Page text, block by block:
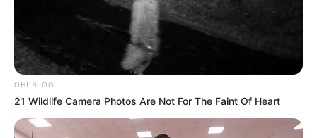
MANTÉNGASE EN ALERTA
interesan. Para estar bien informado, por
OHI BLOG
21 Wildlife Camera Photos Are Not For The Faint Of Heart